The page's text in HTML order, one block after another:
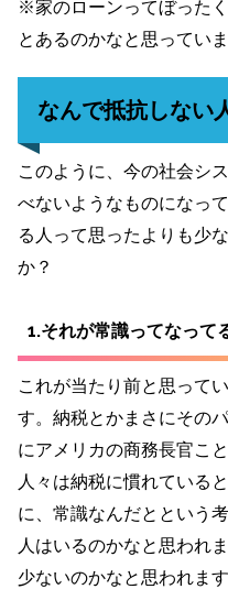
※家のローンってぼった
とあるのかなと思っていま
なんで抵抗しない
このように、今の社会シ
べないようなものになっ
る人って思ったよりも少
か？
1.それが常識ってなって
これが当たり前と思って
す。納税とかまさにその
にアメリカの商務長官こ
人々は納税に慣れている
に、常識なんだとという
人はいるのかなと思われ
少ないのかなと思われます